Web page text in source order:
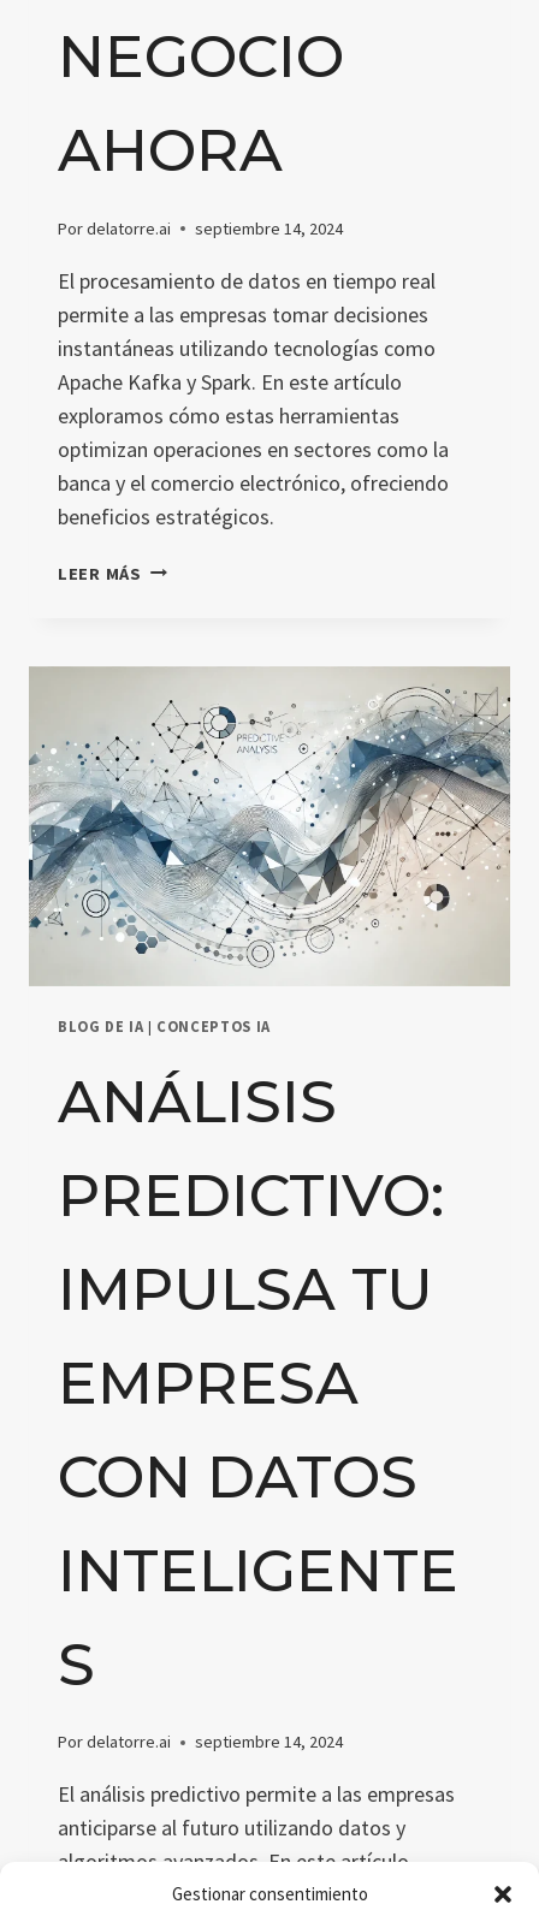
Gestionar consentimiento
NEGOCIO
AHORA
Pordelatorre.ai septiembre 14, 2024
El procesamiento de datos en tiempo real
permite a las empresas tomar decisiones
instantáneas utilizando tecnologías como
Apache Kafka y Spark. En este artículo
exploramos cómo estas herramientas
optimizan operaciones en sectores como la
banca y el comercio electrónico, ofreciendo
beneficios estratégicos.
LEER MÁS PROCESAMIENTO
REAL:
OPTIMIZA
TU
NEGOCIO
AHORA
BLOG DE IA | CONCEPTOS IA
ANÁLISIS
PREDICTIVO:
IMPULSA TU
EMPRESA
CON DATOS
INTELIGENTE
S
Pordelatorre.ai septiembre 14, 2024
El análisis predictivo permite a las empresas
anticiparse al futuro utilizando datos y
algoritmos avanzados. En este artículo
exploramos su importancia en la era del big